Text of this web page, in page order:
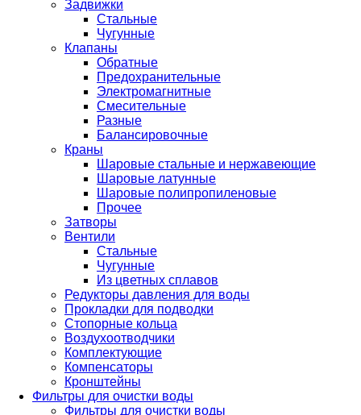
Задвижки
Стальные
Чугунные
Клапаны
Обратные
Предохранительные
Электромагнитные
Смесительные
Разные
Балансировочные
Краны
Шаровые стальные и нержавеющие
Шаровые латунные
Шаровые полипропиленовые
Прочее
Затворы
Вентили
Стальные
Чугунные
Из цветных сплавов
Редукторы давления для воды
Прокладки для подводки
Стопорные кольца
Воздухоотводчики
Комплектующие
Компенсаторы
Кронштейны
Фильтры для очистки воды
Фильтры для очистки воды